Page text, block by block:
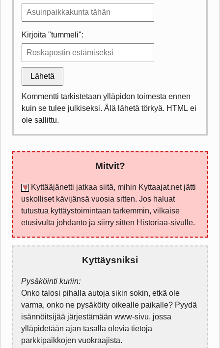
Kirjoita "tummeli":
Lähetä
Kommentti tarkistetaan ylläpidon toimesta ennen
kuin se tulee julkiseksi. Älä lähetä törkyä. HTML ei
ole sallittu.
Mitvit?
Kyttääjänetti jatkaa siitä, mihin Kyttaajat.net jätti
uskolliset kävijänsä vuosia sitten. Jos haluat
tutustua kyttäystoimintaan tarkemmin, vilkaise
etusivulta johdanto ja siirry sitten Historiaa-sivulle.
Kyttäysniksi
Pysäköinti kuriin:
Onko talosi pihalla autoja sikin sokin, etkä ole
varma, onko ne pysäköity oikealle paikalle? Pyydä
isännöitsijää järjestämään www-sivu, jossa
ylläpidetään ajan tasalla olevia tietoja
parkkipaikkojen vuokraajista.